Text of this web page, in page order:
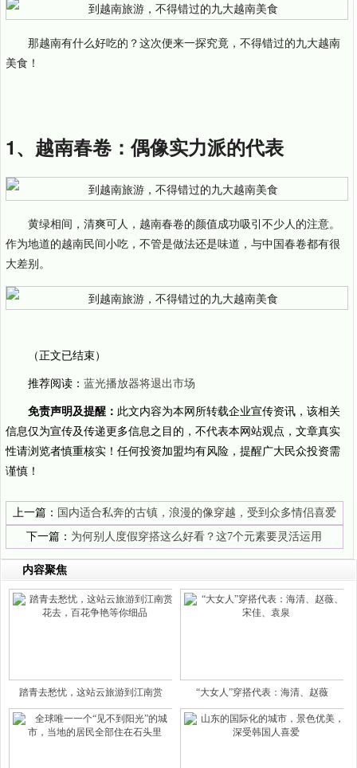
那越南有什么好吃的？这次便来一探究竟，不得错过的九大越南
美食！
1、越南春卷：偶像实力派的代表
黄绿相间，清爽可人，越南春卷的颜值成功吸引不少人的注意。
作为地道的越南民间小吃，不管是做法还是味道，与中国春卷都有很
大差别。
（正文已结束）
推荐阅读： 蓝光播放器将退出市场
免责声明及提醒： 此文内容为本网所转载企业宣传资讯，该相关
信息仅为宣传及传递更多信息之目的，不代表本网站观点，文章真实
性请浏览者慎重核实！任何投资加盟均有风险，提醒广大民众投资需
谨慎！
上一篇： 国内适合私奔的古镇，浪漫的像穿越，受到众多情侣喜爱
下一篇： 为何别人度假穿搭这么好看？这7个元素要灵活运用
内容聚焦
踏青去愁忧，这站云旅游到江南赏 “大女人”穿搭代表：海清、赵薇